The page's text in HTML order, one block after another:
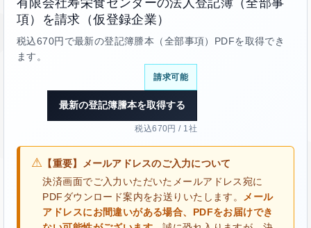
項）を請求（仮登録企業）
税込670円で最新の登記簿謄本（全部事項）PDFを取得でき
ます。
請求可能
最新の登記簿謄本を取得する
税込670円 / 1社
⚠ 【重要】メールアドレスのご入力について
決済画面でご入力いただいたメールアドレス宛に
PDFダウンロード案内をお送りいたします。
メール
アドレスにお間違いがある場合、PDFをお届けでき